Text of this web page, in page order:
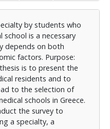
ΑΝΘ «Θεαγένειο»
ιατρού
ιατρούς άλλων
μέρος του χρόνου της
νοσοκομείο. Η
με περιγραφική
ανάλυση του
με το
Αποτελέσματα:
τα κριτήρια με τα
by students who
school is a necessary
depends on both
factors. Purpose:
is to present the
residents and to
to the selection of
schools in Greece.
the survey to
a specialty, a